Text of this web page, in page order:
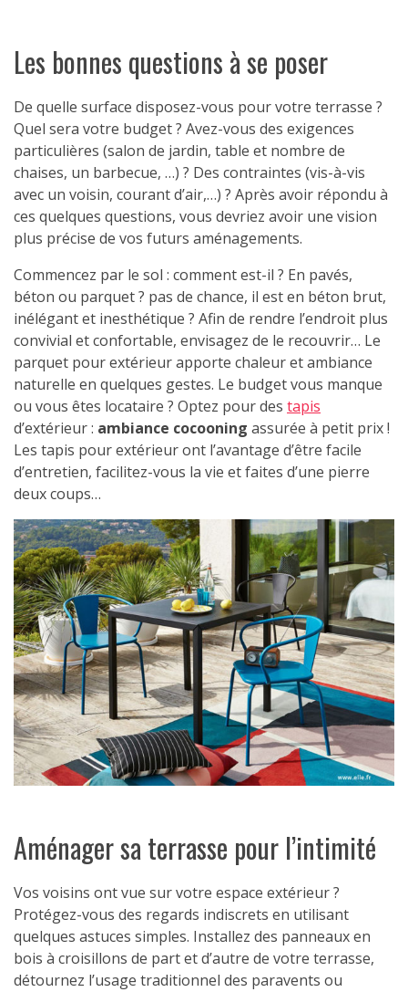
Les bonnes questions à se poser
De quelle surface disposez-vous pour votre terrasse ?
Quel sera votre budget ? Avez-vous des exigences
particulières (salon de jardin, table et nombre de
chaises, un barbecue, …) ? Des contraintes (vis-à-vis
avec un voisin, courant d’air,…) ? Après avoir répondu à
ces quelques questions, vous devriez avoir une vision
plus précise de vos futurs aménagements.
Commencez par le sol : comment est-il ? En pavés,
béton ou parquet ? pas de chance, il est en béton brut,
inélégant et inesthétique ? Afin de rendre l’endroit plus
convivial et confortable, envisagez de le recouvrir… Le
parquet pour extérieur apporte chaleur et ambiance
naturelle en quelques gestes. Le budget vous manque
ou vous êtes locataire ? Optez pour des tapis
d’extérieur : ambiance cocooning assurée à petit prix !
Les tapis pour extérieur ont l’avantage d’être facile
d’entretien, facilitez-vous la vie et faites d’une pierre
deux coups…
Aménager sa terrasse pour l’intimité
Vos voisins ont vue sur votre espace extérieur ?
Protégez-vous des regards indiscrets en utilisant
quelques astuces simples. Installez des panneaux en
bois à croisillons de part et d’autre de votre terrasse,
détournez l’usage traditionnel des paravents ou